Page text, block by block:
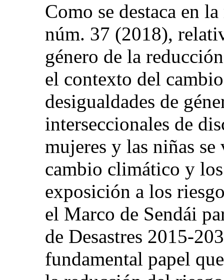
Como se destaca en
núm. 37 (2018),
género de la
el contexto del
desigualdades de
interseccionales de
mujeres y las niñas se
cambio climático y los
exposición a los
el Marco de Sendái
de Desastres
fundamental papel